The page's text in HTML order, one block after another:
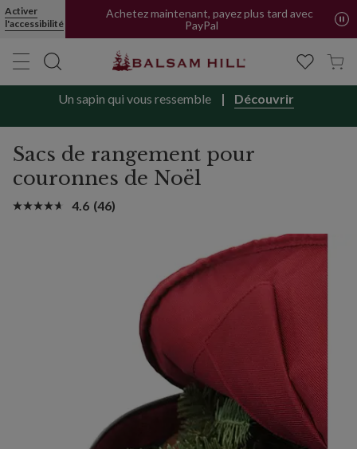
Activer
l'accessibilité
Achetez maintenant, payez plus tard avec
PayPal
Un sapin qui vous ressemble Découvrir
Sacs de rangement pour
couronnes de Noël
4.6 (46)